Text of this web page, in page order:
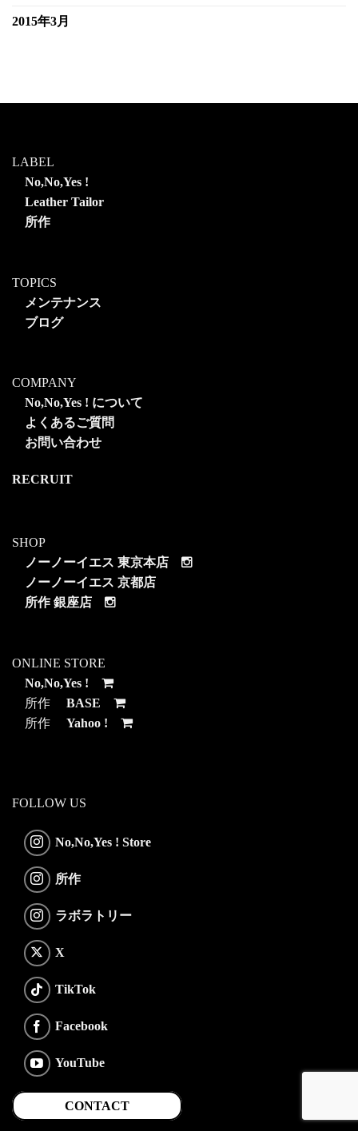
2015年3月
LABEL
No,No,Yes !
Leather Tailor
所作
TOPICS
メンテナンス
ブログ
COMPANY
No,No,Yes ! について
よくあるご質問
お問い合わせ
RECRUIT
SHOP
ノーノーイエス 東京本店
ノーノーイエス 京都店
所作 銀座店
ONLINE STORE
No,No,Yes !
所作 BASE
所作 Yahoo !
FOLLOW US
No,No,Yes ! Store
所作
ラボラトリー
X
TikTok
Facebook
YouTube
CONTACT